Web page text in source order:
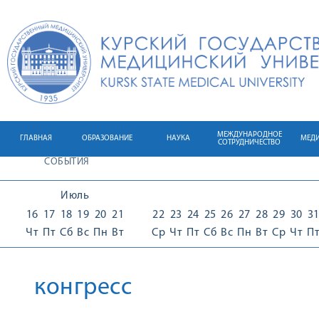
ГЛАВНАЯ ОБРАЗОВАНИЕ НАУКА
МЕЖДУНАРОДНОЕ
СОТРУДНИЧЕСТВО
СОБЫТИЯ
Июль
16
Чт
17
Пт
18
Сб
19
Вс
20
Пн
21
Вт
22
Ср
23
Чт
24
Пт
25
Сб
26
Вс
27
Пн
28
Вт
29
Ср
30
Чт
31
Пт
конгресс